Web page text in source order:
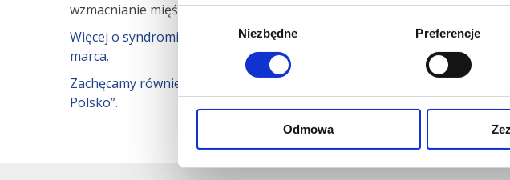
zgody
Niezbędne Preferencje
Odmowa
wzmacnianie mięśni karku.
Więcej o syndromie sms-owej szyi przeczytacie w naszym artykule z dnia 7
marca.
Zachęcamy również do obejrzenia powtórki programu „Dzień dobry
Polsko”.